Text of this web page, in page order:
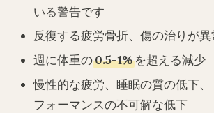
いる警告です
反復する疲労骨折、傷の治りが
週に体重の0.5-1% を超える減少
慢性的な疲労、睡眠の質の低下
フォーマンスの不可解な低下